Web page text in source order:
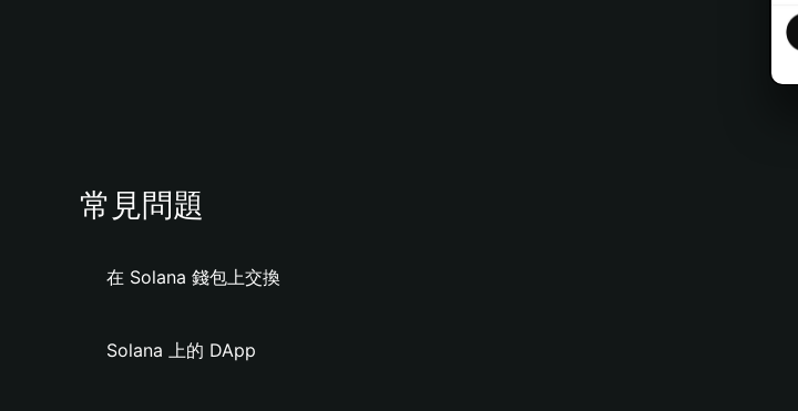
常見問題
在 Solana 錢包上交換
Solana 上的 DApp